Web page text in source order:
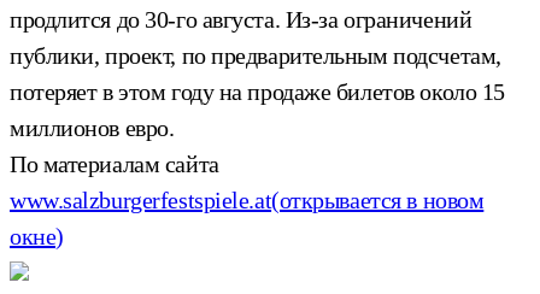
продлится до 30-го августа. Из-за ограничений
публики, проект, по предварительным подсчетам,
потеряет в этом году на продаже билетов около 15
миллионов евро.
По материалам сайта
www.salzburgerfestspiele.at(открывается в новом
окне)